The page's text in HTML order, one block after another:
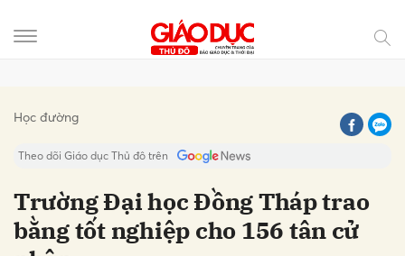
Học đường
Theo dõi Giáo dục Thủ đô trên
Trường Đại học Đồng Tháp trao
bằng tốt nghiệp cho 156 tân cử